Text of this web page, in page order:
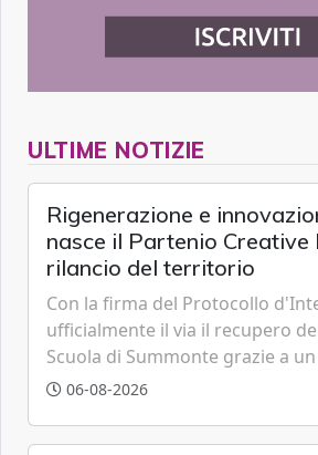
ULTIME NOTIZIE
Rigenerazione e
nasce il Partenio Creative
rilancio del territorio
Con la firma del Protocollo
ufficialmente il via il recupero
Scuola di Summonte grazie a
partenariato pubblico-privato e
06-08-2026